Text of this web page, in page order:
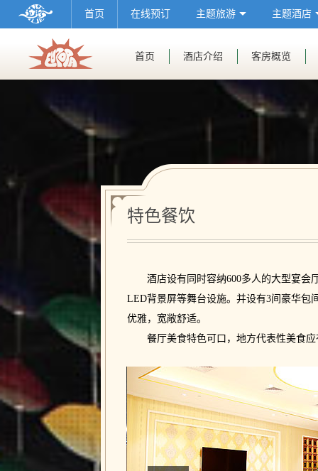
首页 在线预订 主题旅游 主题酒店
首页 酒店介绍 客房概览
特色餐饮
酒店设有同时容纳600多人的大型宴会
LED背景屏等舞台设施。并设有3间豪华包
优雅，宽敞舒适。
餐厅美食特色可口，地方代表性美食